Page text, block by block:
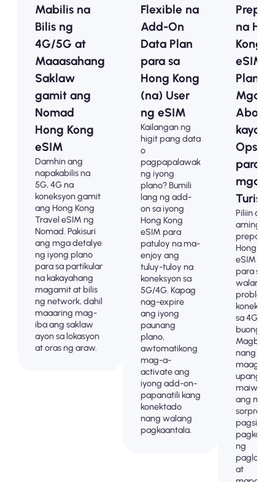
Mabilis na
Bilis ng
4G/5G at
Maaasahang
Saklaw
gamit ang
Nomad
Hong Kong
eSIM
Damhin ang
napakabilis na
5G, 4G na
koneksyon gamit
ang Hong Kong
Travel eSIM ng
Nomad. Pakisuri
ang mga detalye
ng iyong plano
para sa partikular
na kakayahang
magamit at bilis
ng network, dahil
maaaring mag-
iba ang saklaw
ayon sa lokasyon
at oras ng araw.
Flexible na
Add-On
Data Plan
para sa
Hong Kong
(na) User
ng eSIM
Kailangan ng
higit pang data
o
pagpapalawak
ng iyong
plano? Bumili
lang ng add-
on sa iyong
Hong Kong
eSIM para
patuloy na ma-
enjoy ang
tuluy-tuloy na
koneksyon sa
5G/4G. Kapag
nag-expire
ang iyong
paunang
plano,
awtomatikong
mag-a-
activate ang
iyong add-on-
papanatili kang
konektado
nang walang
pagkaantala.
na
Kong
eSIM
Plan -
Mga
Abot-
kayang
para sa
mga
Turista
Piliin ang
aming
prepaid
Hong
eSIM plan
para sa
walang
sa 4G/5G
buong .
nang
maaga
upang
ang mga
sorpresa
pagsingil
ng
at